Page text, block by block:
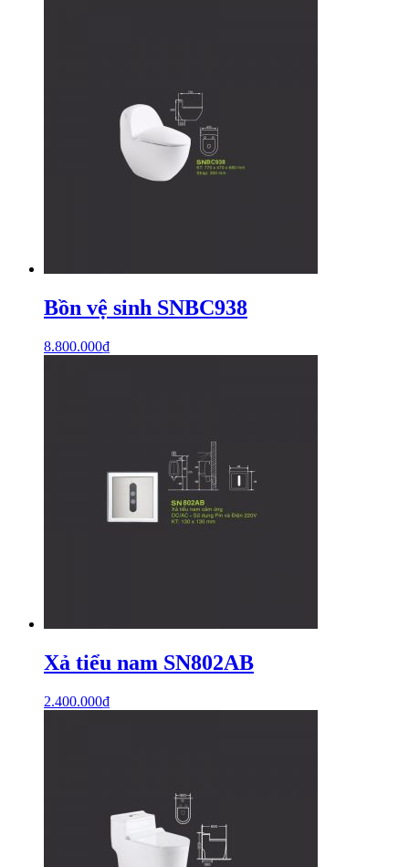
Bồn vệ sinh SNBC938
8.800.000₫
Xả tiểu nam SN802AB
2.400.000₫